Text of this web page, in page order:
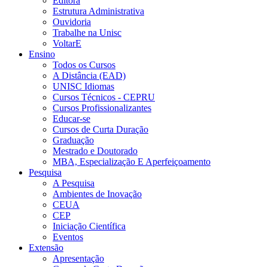
Estrutura Administrativa
Ouvidoria
Trabalhe na Unisc
VoltarE
Ensino
Todos os Cursos
A Distância (EAD)
UNISC Idiomas
Cursos Técnicos - CEPRU
Cursos Profissionalizantes
Educar-se
Cursos de Curta Duração
Graduação
Mestrado e Doutorado
MBA, Especialização E Aperfeiçoamento
Pesquisa
A Pesquisa
Ambientes de Inovação
CEUA
CEP
Iniciação Científica
Eventos
Extensão
Apresentação